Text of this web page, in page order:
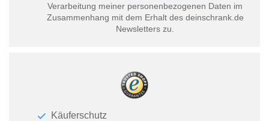
Verarbeitung meiner personenbezogenen Daten im
Zusammenhang mit dem Erhalt des deinschrank.de
Newsletters zu.
Käuferschutz